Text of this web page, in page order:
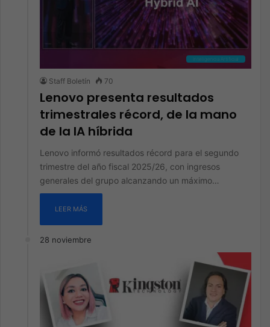
Inteligencia Artificial
Staff Boletín 70
Lenovo presenta resultados
trimestrales récord, de la mano
de la IA híbrida
Lenovo informó resultados récord para el segundo
trimestre del año fiscal 2025/26, con ingresos
generales del grupo alcanzando un máximo…
LEER MÁS
28 noviembre